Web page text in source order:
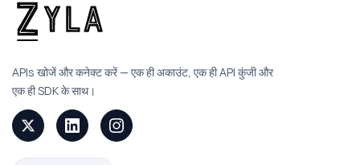
APIs खोजें और कनेक्ट करें — एक ही अकाउंट, एक ही API कुंजी और
एक ही SDK के साथ।